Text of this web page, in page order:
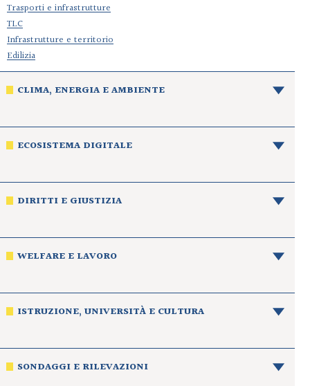
Trasporti e infrastrutture
TLC
Infrastrutture e territorio
Edilizia
CLIMA, ENERGIA E AMBIENTE
ECOSISTEMA DIGITALE
DIRITTI E GIUSTIZIA
WELFARE E LAVORO
ISTRUZIONE, UNIVERSITÀ E CULTURA
SONDAGGI E RILEVAZIONI